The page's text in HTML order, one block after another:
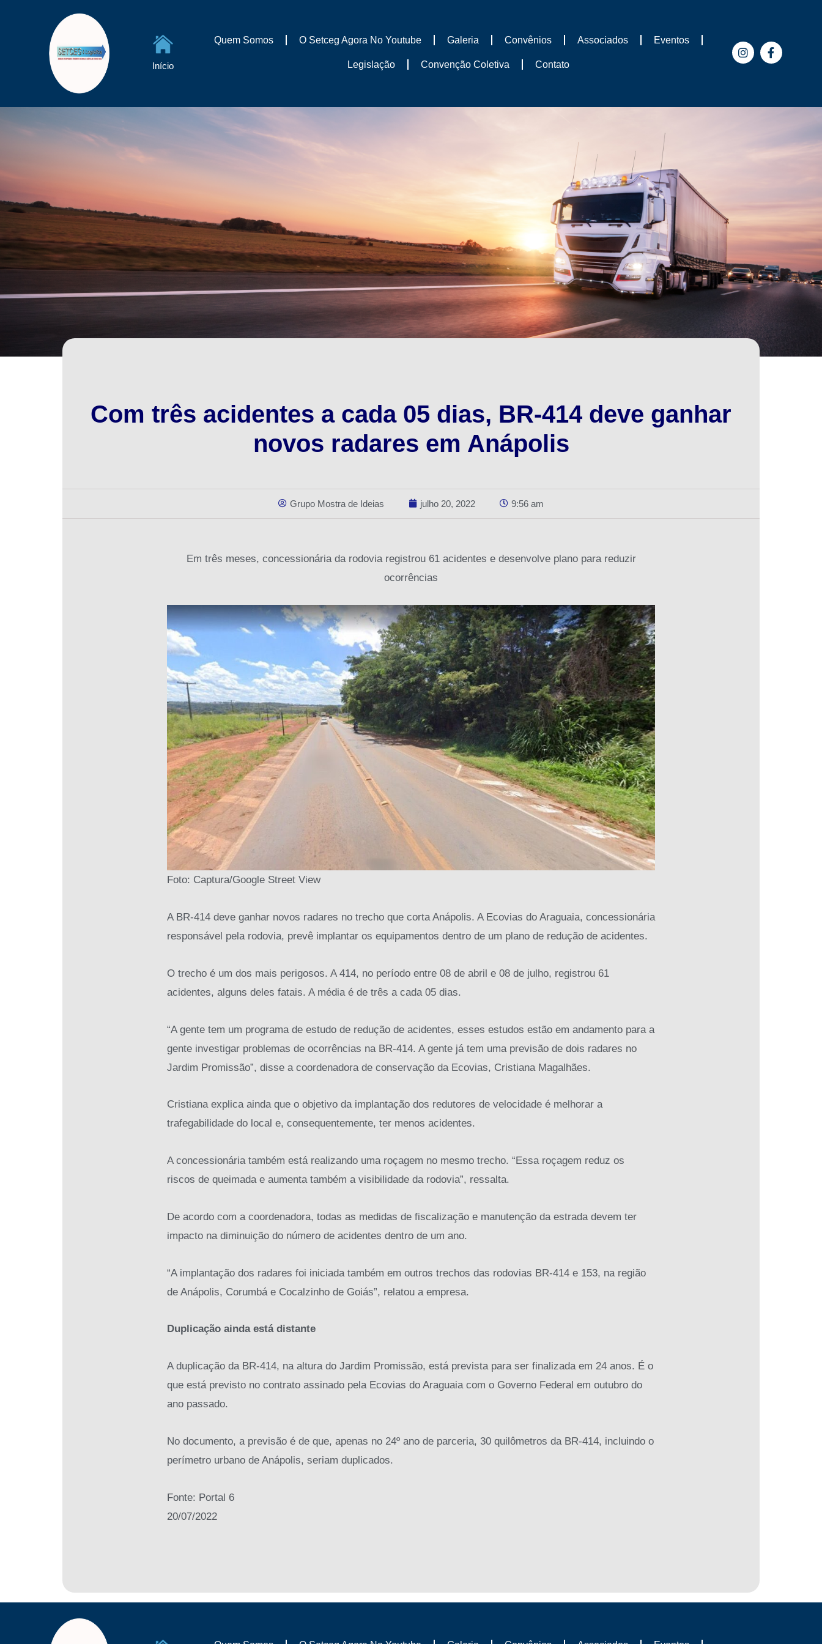
Início
Quem Somos O Setceg Agora No Youtube Galeria Convênios Associados Eventos
Legislação Convenção Coletiva Contato
Com três acidentes a cada 05 dias, BR-414 deve ganhar
novos radares em Anápolis
Grupo Mostra de Ideias julho 20, 2022 9:56 am
Em três meses, concessionária da rodovia registrou 61 acidentes e desenvolve plano para reduzir
ocorrências
Foto: Captura/Google Street View
A BR-414 deve ganhar novos radares no trecho que corta Anápolis. A Ecovias do Araguaia, concessionária
responsável pela rodovia, prevê implantar os equipamentos dentro de um plano de redução de acidentes.
O trecho é um dos mais perigosos. A 414, no período entre 08 de abril e 08 de julho, registrou 61
acidentes, alguns deles fatais. A média é de três a cada 05 dias.
“A gente tem um programa de estudo de redução de acidentes, esses estudos estão em andamento para a
gente investigar problemas de ocorrências na BR-414. A gente já tem uma previsão de dois radares no
Jardim Promissão”, disse a coordenadora de conservação da Ecovias, Cristiana Magalhães.
Cristiana explica ainda que o objetivo da implantação dos redutores de velocidade é melhorar a
trafegabilidade do local e, consequentemente, ter menos acidentes.
A concessionária também está realizando uma roçagem no mesmo trecho. “Essa roçagem reduz os
riscos de queimada e aumenta também a visibilidade da rodovia”, ressalta.
De acordo com a coordenadora, todas as medidas de fiscalização e manutenção da estrada devem ter
impacto na diminuição do número de acidentes dentro de um ano.
“A implantação dos radares foi iniciada também em outros trechos das rodovias BR-414 e 153, na região
de Anápolis, Corumbá e Cocalzinho de Goiás”, relatou a empresa.
Duplicação ainda está distante
A duplicação da BR-414, na altura do Jardim Promissão, está prevista para ser finalizada em 24 anos. É o
que está previsto no contrato assinado pela Ecovias do Araguaia com o Governo Federal em outubro do
ano passado.
No documento, a previsão é de que, apenas no 24º ano de parceria, 30 quilômetros da BR-414, incluindo o
perímetro urbano de Anápolis, seriam duplicados.
Fonte: Portal 6
20/07/2022